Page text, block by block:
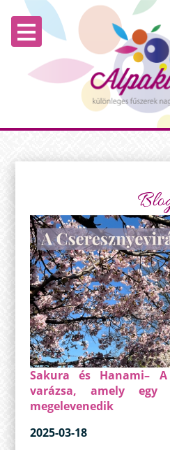
Sakura és Hanami– A
varázsa, amely egy
megelevenedik
2025-03-18